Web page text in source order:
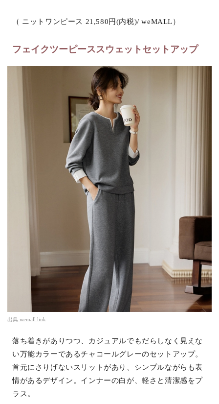
（ ニットワンピース 21,580円(内税)/ weMALL）
フェイクツーピーススウェットセットアップ
出典 wemall.link
落ち着きがありつつ、カジュアルでもだらしなく見えな
い万能カラーであるチャコールグレーのセットアップ。
首元にさりげないスリットがあり、シンプルながらも表
情があるデザイン。インナーの白が、軽さと清潔感をプ
ラス。